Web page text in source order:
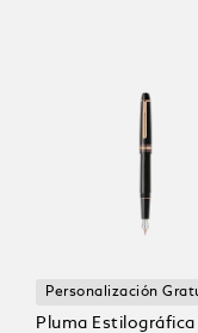
Personalización
Pluma Estilográfica